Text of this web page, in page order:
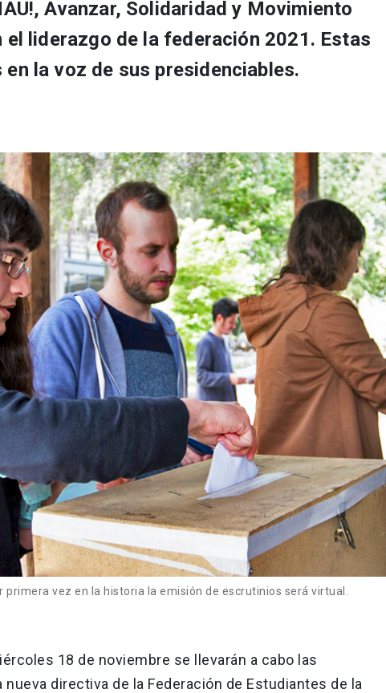
Avanzar, Solidaridad y Movimiento
el liderazgo de la federación 2021. Estas
la voz de sus presidenciables.
primera vez en la historia la emisión de escrutinios será virtual.
18 de noviembre se llevarán a cabo las
directiva de la Federación de Estudiantes de la